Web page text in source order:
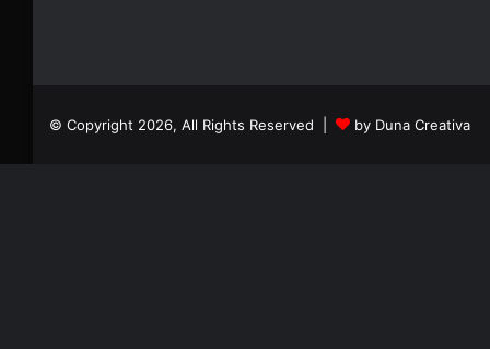
© Copyright 2026, All Rights Reserved | by Duna Creativa